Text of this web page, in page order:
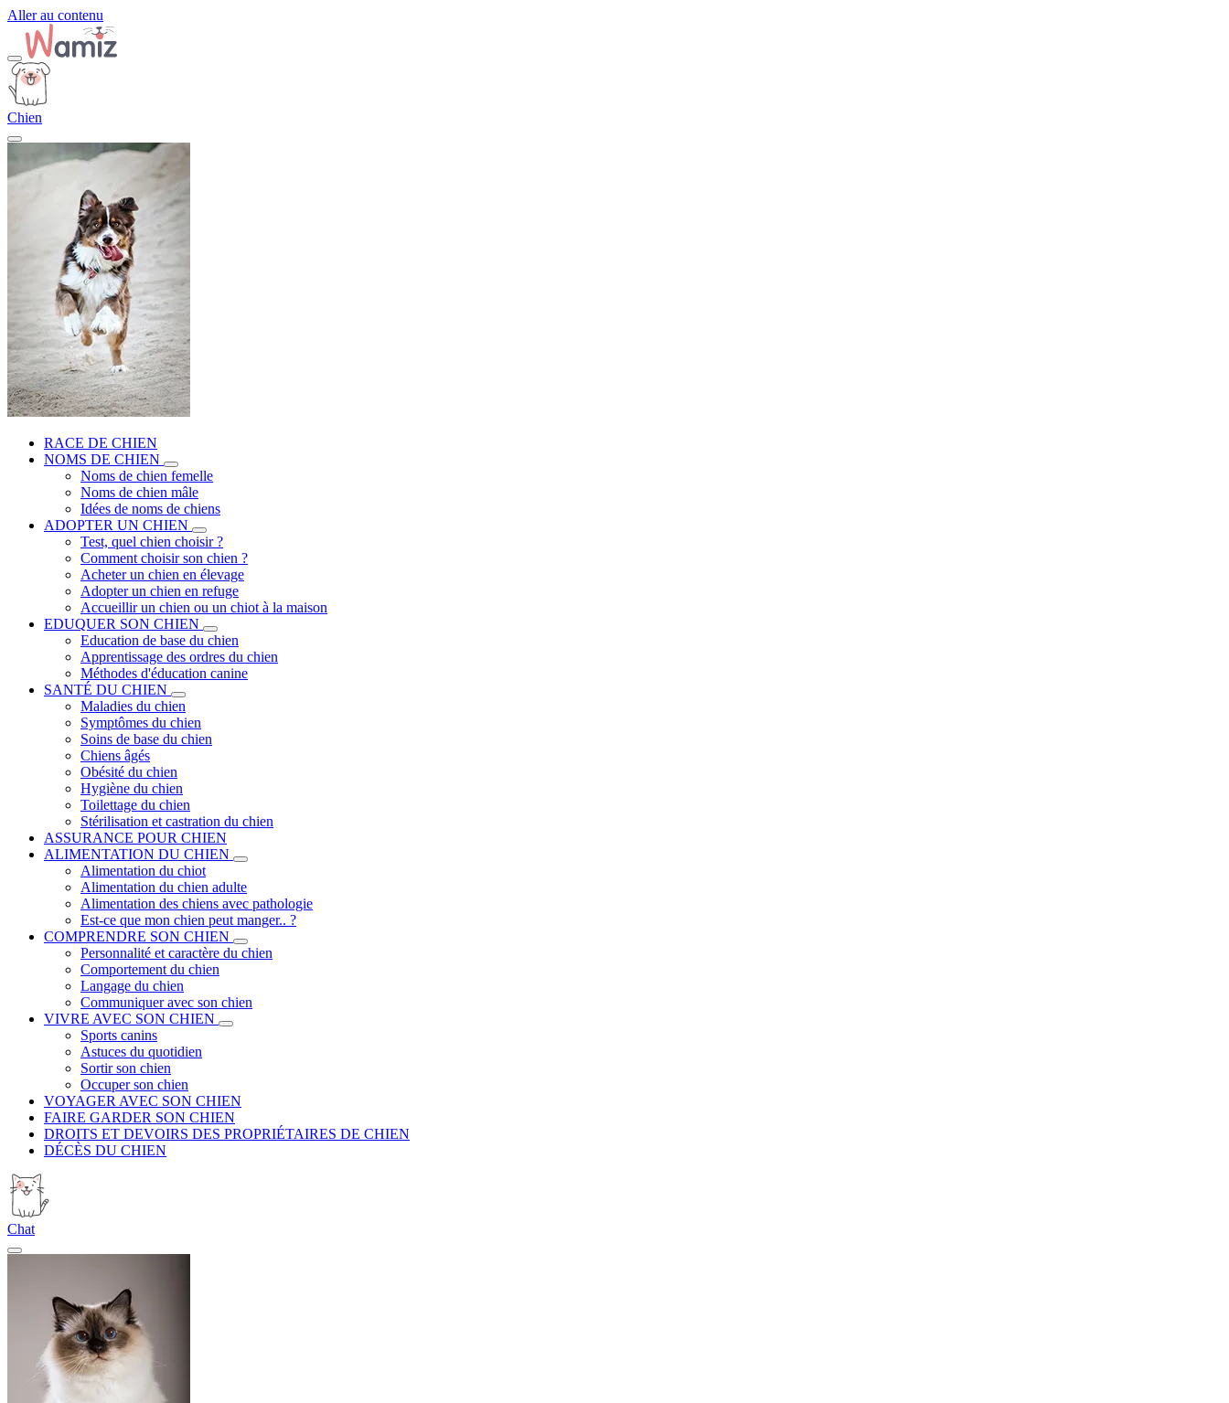
Aller au contenu
Chien
RACE DE CHIEN
NOMS DE CHIEN
Noms de chien femelle
Noms de chien mâle
Idées de noms de chiens
ADOPTER UN CHIEN
Test, quel chien choisir ?
Comment choisir son chien ?
Acheter un chien en élevage
Adopter un chien en refuge
Accueillir un chien ou un chiot à la maison
EDUQUER SON CHIEN
Education de base du chien
Apprentissage des ordres du chien
Méthodes d'éducation canine
SANTÉ DU CHIEN
Maladies du chien
Symptômes du chien
Soins de base du chien
Chiens âgés
Obésité du chien
Hygiène du chien
Toilettage du chien
Stérilisation et castration du chien
ASSURANCE POUR CHIEN
ALIMENTATION DU CHIEN
Alimentation du chiot
Alimentation du chien adulte
Alimentation des chiens avec pathologie
Est-ce que mon chien peut manger.. ?
COMPRENDRE SON CHIEN
Personnalité et caractère du chien
Comportement du chien
Langage du chien
Communiquer avec son chien
VIVRE AVEC SON CHIEN
Sports canins
Astuces du quotidien
Sortir son chien
Occuper son chien
VOYAGER AVEC SON CHIEN
FAIRE GARDER SON CHIEN
DROITS ET DEVOIRS DES PROPRIÉTAIRES DE CHIEN
DÉCÈS DU CHIEN
Chat